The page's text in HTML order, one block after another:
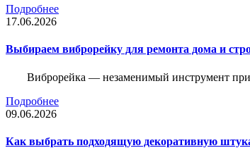
Подробнее
17.06.2026
Выбираем виброрейку для ремонта дома и
Виброрейка — незаменимый инструмент
Подробнее
09.06.2026
Как выбрать подходящую декоративную